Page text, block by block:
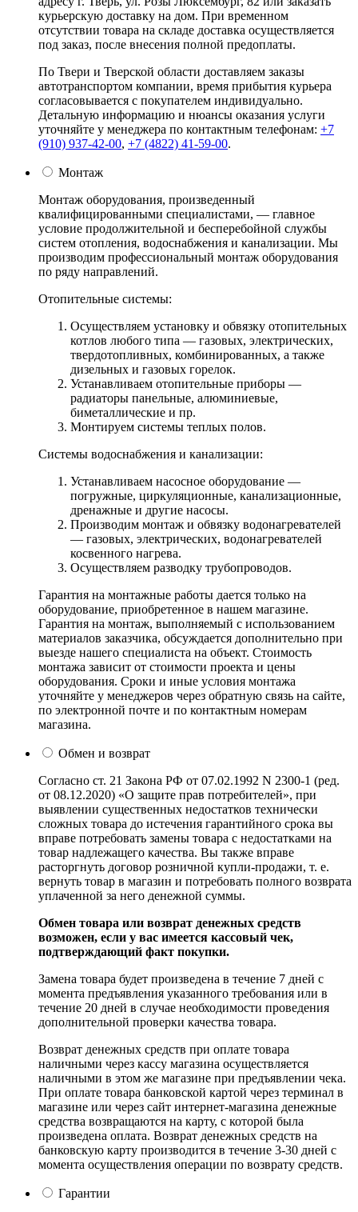
курьерскую доставку на дом. При временном
отсутствии товара на складе доставка осуществляется
под заказ, после внесения полной предоплаты.
По Твери и Тверской области доставляем заказы
автотранспортом компании, время прибытия курьера
согласовывается с покупателем индивидуально.
Детальную информацию и нюансы оказания услуги
уточняйте у менеджера по контактным телефонам: +7
(910) 937-42-00, +7 (4822) 41-59-00.
Монтаж
Монтаж оборудования, произведенный
квалифицированными специалистами, — главное
условие продолжительной и бесперебойной службы
систем отопления, водоснабжения и канализации. Мы
производим профессиональный монтаж оборудования
по ряду направлений.
Отопительные системы:
Осуществляем установку и обвязку отопительных
котлов любого типа — газовых, электрических,
твердотопливных, комбинированных, а также
дизельных и газовых горелок.
Устанавливаем отопительные приборы —
радиаторы панельные, алюминиевые,
биметаллические и пр.
Монтируем системы теплых полов.
Системы водоснабжения и канализации:
Устанавливаем насосное оборудование —
погружные, циркуляционные, канализационные,
дренажные и другие насосы.
Производим монтаж и обвязку водонагревателей
— газовых, электрических, водонагревателей
косвенного нагрева.
Осуществляем разводку трубопроводов.
Гарантия на монтажные работы дается только на
оборудование, приобретенное в нашем магазине.
Гарантия на монтаж, выполняемый с использованием
материалов заказчика, обсуждается дополнительно при
выезде нашего специалиста на объект. Стоимость
монтажа зависит от стоимости проекта и цены
оборудования. Сроки и иные условия монтажа
уточняйте у менеджеров через обратную связь на сайте,
по электронной почте и по контактным номерам
магазина.
Обмен и возврат
Согласно ст. 21 Закона РФ от 07.02.1992 N 2300-1 (ред.
от 08.12.2020) «О защите прав потребителей», при
выявлении существенных недостатков технически
сложных товара до истечения гарантийного срока вы
вправе потребовать замены товара с недостатками на
товар надлежащего качества. Вы также вправе
расторгнуть договор розничной купли-продажи, т. е.
вернуть товар в магазин и потребовать полного возврата
уплаченной за него денежной суммы.
Обмен товара или возврат денежных средств
возможен, если у вас имеется кассовый чек,
подтверждающий факт покупки.
Замена товара будет произведена в течение 7 дней с
момента предъявления указанного требования или в
течение 20 дней в случае необходимости проведения
дополнительной проверки качества товара.
Возврат денежных средств при оплате товара
наличными через кассу магазина осуществляется
наличными в этом же магазине при предъявлении чека.
При оплате товара банковской картой через терминал в
магазине или через сайт интернет-магазина денежные
средства возвращаются на карту, с которой была
произведена оплата. Возврат денежных средств на
банковскую карту производится в течение 3-30 дней с
момента осуществления операции по возврату средств.
Гарантии